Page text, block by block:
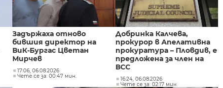
Задържаха отново
бившия директор на
ВиК-Бургас Цветан
Мирчев
17:06, 06.08.2026
Чете се за: 00:47 мин.
Добринка Калчева,
прокурор в Апелативна
прокуратура – Пловдив, е
предложена за член на
ВСС
16:24, 06.08.2026
Чете се за: 02:17 мин.